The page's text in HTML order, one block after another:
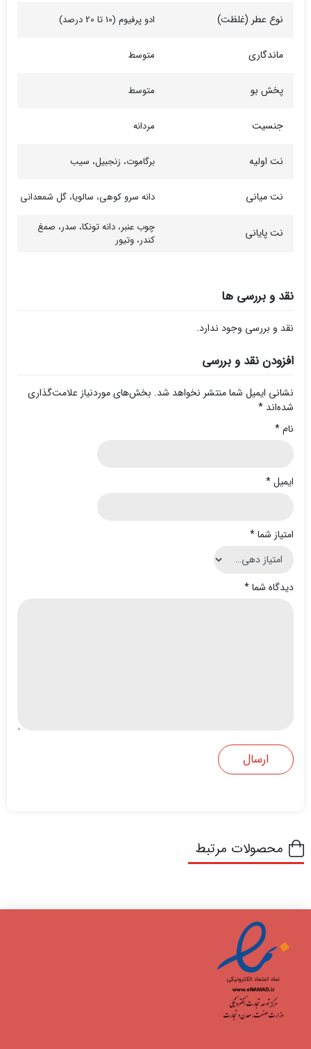
نوع عطر (غلظت) ادو پرفیوم (10 تا 20 درصد)
ماندگاری متوسط
پخش بو متوسط
جنسیت مردانه
نت اولیه برگاموت، زنجبیل، سیب
نت میانی دانه سرو کوهی، سالویا، گل شمعدانی
نت پایانی
چوب عنبر، دانه تونکا، سدر، صمغ
کندر، وتیور
نقد و بررسی ها
نقد و بررسی وجود ندارد.
افزودن نقد و بررسی
نشانی ایمیل شما منتشر نخواهد شد. بخش‌های موردنیاز علامت‌گذاری
شده‌اند *
نام*
ایمیل*
امتیاز شما*
دیدگاه شما*
محصولات مرتبط